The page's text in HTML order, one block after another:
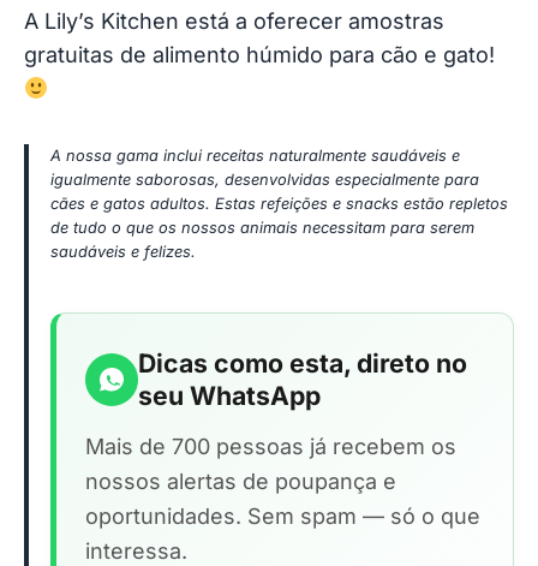
A Lily’s Kitchen está a oferecer amostras
gratuitas de alimento húmido para cão e gato!
A nossa gama inclui receitas naturalmente saudáveis e
igualmente saborosas, desenvolvidas especialmente para
cães e gatos adultos. Estas refeições e snacks estão repletos
de tudo o que os nossos animais necessitam para serem
saudáveis e felizes.
Dicas como esta, direto no
seu WhatsApp
Mais de 700 pessoas já recebem os
nossos alertas de poupança e
oportunidades. Sem spam — só o que
interessa.